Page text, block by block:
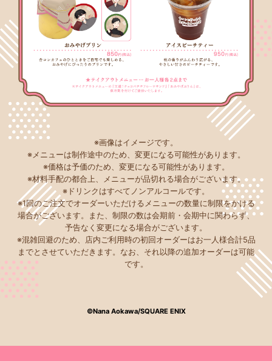
※画像はイメージです。
※メニューは制作途中のため、変更になる可能性があります。
※価格は予価のため、変更になる可能性があります。
※材料手配の都合上、メニューが品切れる場合がございます。
※ドリンクはすべてノンアルコールです。
※1回のご注文でオーダーいただけるメニューの数量に制限をかける
場合がございます。また、制限の数は会期前・会期中に関わらず、
予告なく変更になる場合がございます。
※混雑回避のため、店内ご利用時の初回オーダーはお一人様合計5品
までとさせていただきます。なお、それ以降の追加オーダーは可能
です。
©Nana Aokawa/SQUARE ENIX